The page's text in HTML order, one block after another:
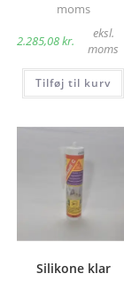
moms
2.285,08kr.
eksl.
moms
Tilføj til kurv
Silikone klar